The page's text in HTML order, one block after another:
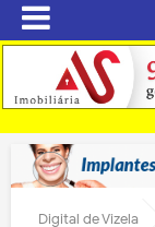
Digital de Vizela